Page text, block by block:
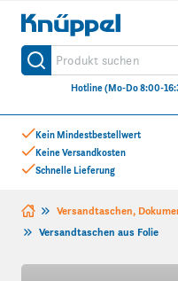
Kein Mindestbestellwert
Keine Versandkosten
Schnelle Lieferung
Knüppel
Produkt suchen
Suche
Hotline (Mo-Do 8:00-
Zum Inhalt springen
Versandtaschen,
Versandtaschen aus Folie